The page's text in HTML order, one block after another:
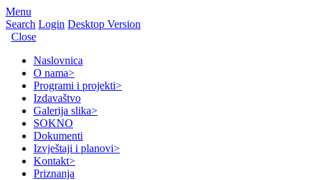
Menu
Search Login Desktop Version
Close
Naslovnica
O nama>
Programi i projekti>
Izdavaštvo
Galerija slika>
SOKNO
Dokumenti
Izvještaji i planovi>
Kontakt>
Priznanja